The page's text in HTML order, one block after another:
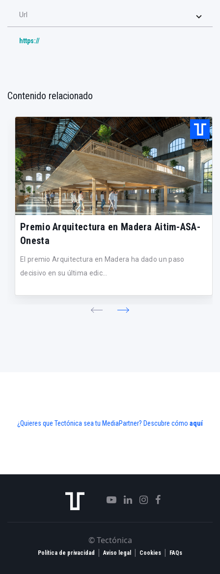
Url
https://
Contenido relacionado
Premio Arquitectura en Madera Aitim-ASA-
Onesta
El premio Arquitectura en Madera ha dado un paso
decisivo en su última edic...
¿Quieres que Tectónica sea tu MediaPartner? Descubre cómo aquí
© Tectónica
Política de privacidad |Aviso legal | Cookies | FAQs